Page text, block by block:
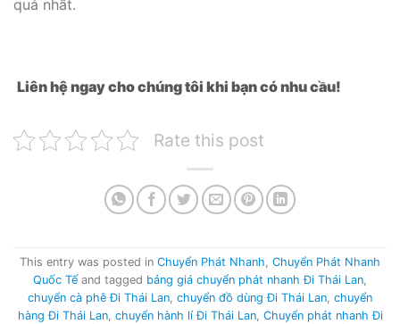
quả nhất.
Liên hệ ngay cho chúng tôi khi bạn có nhu cầu!
Rate this post
This entry was posted in Chuyển Phát Nhanh, Chuyển Phát Nhanh
Quốc Tế and tagged bảng giá chuyển phát nhanh Đi Thái Lan,
chuyển cà phê Đi Thái Lan, chuyển đồ dùng Đi Thái Lan, chuyển
hàng Đi Thái Lan, chuyển hành lí Đi Thái Lan, Chuyển phát nhanh Đi